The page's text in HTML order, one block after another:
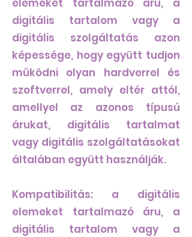
digitális tartalom vagy a
digitális szolgáltatás azon
képessége, hogy együtt tudjon
működni olyan hardverrel és
szoftverrel, amely eltér attól,
amellyel az azonos típusú
árukat, digitális tartalmat
vagy digitális szolgáltatásokat
általában együtt használják.
Kompatibilitás: a digitális
elemeket tartalmazó áru, a
digitális tartalom vagy a